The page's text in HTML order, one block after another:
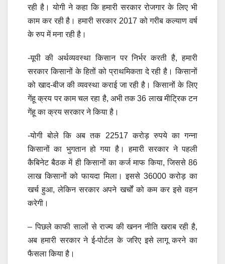
रही है। योगी ने कहा कि हमारी सरकार रोजगार के लिए भी
काम कर रही है। हमारी सरकार 2017 को गरीब कल्याण वर्ष
के रुप में मना रही है।
-यूपी की अर्थव्यवस्था किसान पर निर्भर करती है, हमारी
सरकार किसानों के हितों को प्राथमिकता दे रही है। किसानों
को खाद-बीज की व्यवस्था कराई जा रही है। किसानों के लिए
गेंहू क्रय पर काम चल रहा है, अभी तक 36 लाख मीट्रिक टन
गेंहू का क्रय सरकार ने किया है।
-योगी बोले कि अब तक 22517 करोड़ रुपये का गन्ना
किसानों का भुगतान हो गया है। हमारी सरकार ने पहली
कैबिनेट बैठक में ही किसानों का कर्ज माफ किया, जिससे 86
लाख किसानों को फायदा मिला। इससे 36000 करोड़ का
खर्च हुआ, लेकिन सरकार अपने खर्चों को कम कर इसे वहन
करेगी।
– पिछले काफी सालों से राज्य की खनन नीति खराब रही है,
अब हमारी सरकार ने ई-पोर्टल के जरिए इसे लागू करने का
फैसला किया है।